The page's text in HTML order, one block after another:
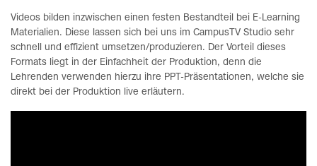
Videos bilden inzwischen einen festen Bestandteil bei E-Learning
Materialien. Diese lassen sich bei uns im CampusTV Studio sehr
schnell und effizient umsetzen/produzieren. Der Vorteil dieses
Formats liegt in der Einfachheit der Produktion, denn die
Lehrenden verwenden hierzu ihre PPT-Präsentationen, welche sie
direkt bei der Produktion live erläutern.